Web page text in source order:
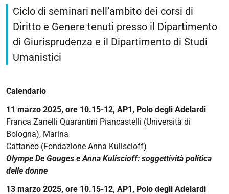
inclusione/archivio-
eventi-
passati/eventi-
2025/ciclo-
di-
seminari-
diritto-
diritti
Ciclo
di
seminari
"Genere,
diritto,
Ciclo di seminari nell’ambito dei corsi di
Diritto e Genere tenuti presso il Dipartimento
di Giurisprudenza e il Dipartimento di Studi
Umanistici
Calendario
11 marzo 2025, ore 10.15-12, AP1, Polo degli Adelardi
Franca Zanelli Quarantini Piancastelli (Università di
Bologna), Marina
Cattaneo (Fondazione Anna Kuliscioff)
Olympe De Gouges e Anna Kuliscioff: soggettività politica
delle donne
13 marzo 2025, ore 10.15-12, AP1, Polo degli Adelardi